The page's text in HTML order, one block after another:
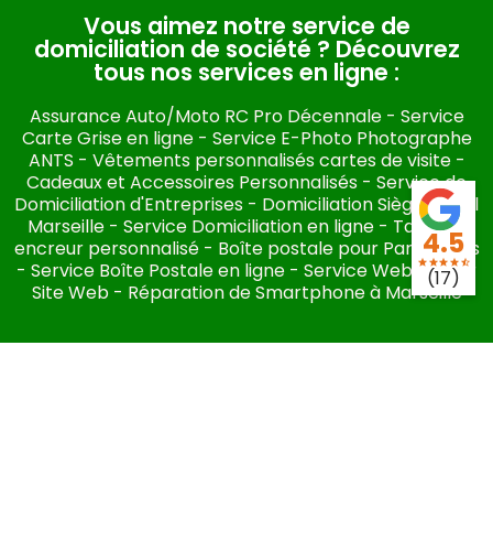
Vous aimez notre service de
domiciliation de société ? Découvrez
tous nos services en ligne :​
Assurance Auto/Moto RC Pro Décennale- Service
Carte Grise en ligne- Service E-Photo Photographe
ANTS - Vêtements personnalisés cartes de visite-
Cadeaux et Accessoires Personnalisés - Service de
Domiciliation d'Entreprises - Domiciliation Siège Social
Marseille- Service Domiciliation en ligne- Tampon
encreur personnalisé- Boîte postale pour Particuliers
- Service Boîte Postale en ligne - Service Webmaster
Site Web- Réparation de Smartphone à Marseille
4.5
star starstar star star_half
(17)